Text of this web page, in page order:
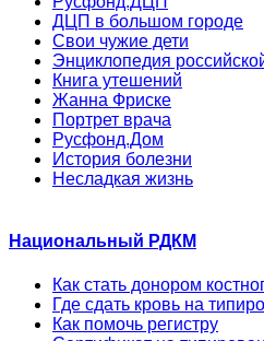
ДЦП в большом городе
Свои чужие дети
Энциклопедия
Книга утешений
Жанна Фриске
Портрет врача
Русфонд.Дом
История болезни
Несладкая жизнь
Национальный РДКМ
Как стать донором
Где сдать кровь на
Как помочь регистру